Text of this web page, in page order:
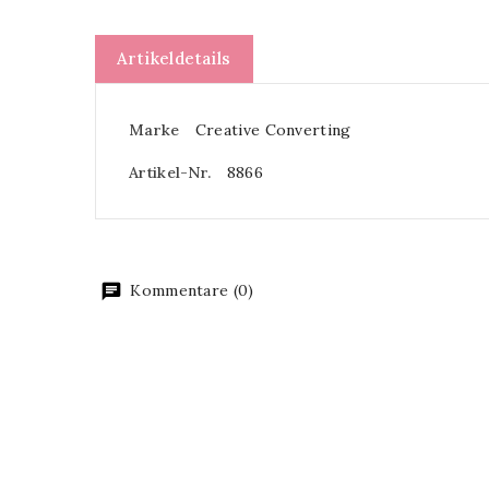
Artikeldetails
Marke Creative Converting
Artikel-Nr. 8866
Kommentare (0)